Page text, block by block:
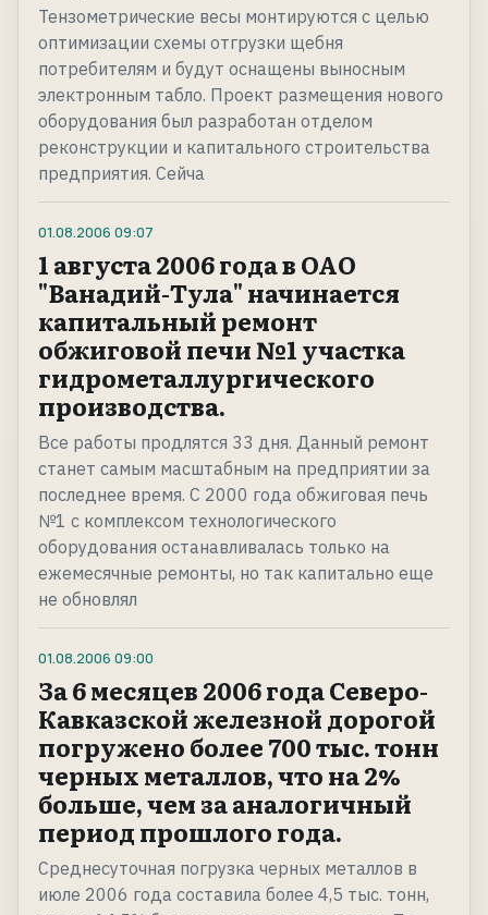
Тензометрические весы монтируются с целью
оптимизации схемы отгрузки щебня
потребителям и будут оснащены выносным
электронным табло. Проект размещения нового
оборудования был разработан отделом
реконструкции и капитального строительства
предприятия. Сейча
01.08.2006 09:07
1 августа 2006 года в ОАО
"Ванадий-Тула" начинается
капитальный ремонт
обжиговой печи №1 участка
гидрометаллургического
производства.
Все работы продлятся 33 дня. Данный ремонт
станет самым масштабным на предприятии за
последнее время. С 2000 года обжиговая печь
№1 с комплексом технологического
оборудования останавливалась только на
ежемесячные ремонты, но так капитально еще
не обновлял
01.08.2006 09:00
За 6 месяцев 2006 года Северо-
Кавказской железной дорогой
погружено более 700 тыс. тонн
черных металлов, что на 2%
больше, чем за аналогичный
период прошлого года.
Среднесуточная погрузка черных металлов в
июле 2006 года составила более 4,5 тыс. тонн,